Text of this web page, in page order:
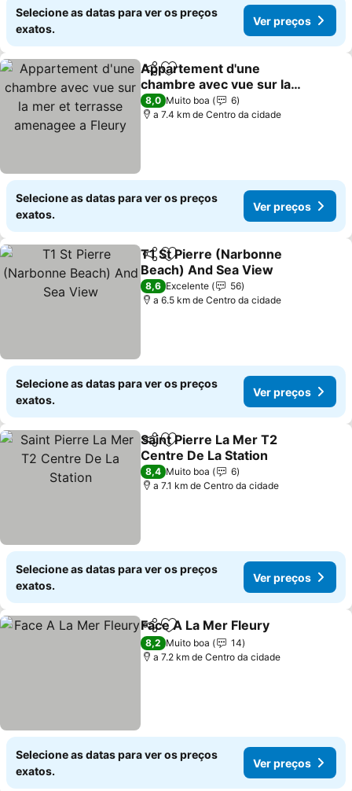
Selecione as datas para ver os preços
exatos.
Ver preços
PartilharAdicionar aos favoritos
Appartement d'une
chambre avec vue sur la
mer et terrasse
amenagee a Fleury
8,0 Muito boa
6
a 7.4 km de Centro da cidade
Selecione as datas para ver os preços
exatos.
Ver preços
PartilharAdicionar aos favoritos
T1 St Pierre (Narbonne
Beach) And Sea View
8,6 Excelente
56
a 6.5 km de Centro da cidade
Selecione as datas para ver os preços
exatos.
Ver preços
PartilharAdicionar aos favoritos
Saint Pierre La Mer T2
Centre De La Station
8,4 Muito boa
6
a 7.1 km de Centro da cidade
Selecione as datas para ver os preços
exatos.
Ver preços
PartilharAdicionar aos favoritos
Face A La Mer Fleury
8,2 Muito boa
14
a 7.2 km de Centro da cidade
Selecione as datas para ver os preços
exatos.
Ver preços